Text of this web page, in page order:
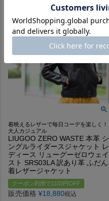
着映えるレザーで毎日コーデを楽しく！
大人カジュアル
LIUGOO ZERO WASTE 本革 シ
ングルライダースジャケット レ
ディース リューグーゼロウェイ
スト SRS03LA 訳あり革 ふだん
着レザージャケット
クーポン利用で1103円OFF
販売価格 ¥18,880税込